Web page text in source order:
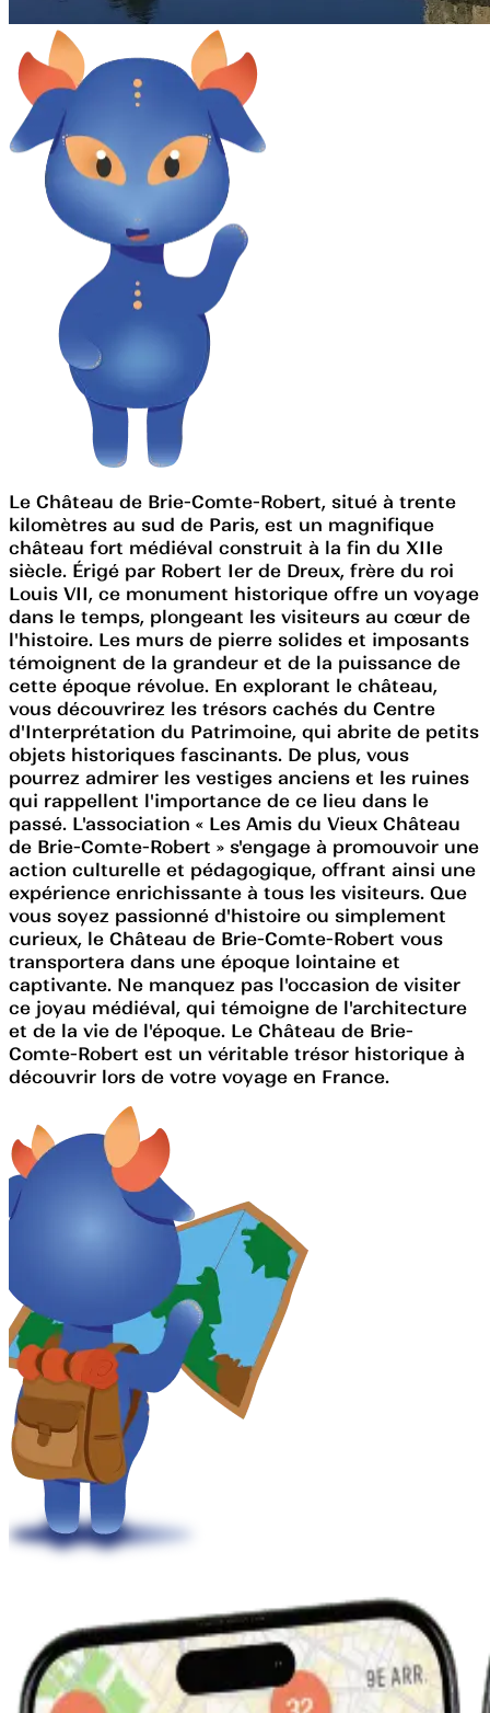
Le Château de Brie-Comte-Robert, situé à trente
kilomètres au sud de Paris, est un magnifique
château fort médiéval construit à la fin du XIIe
siècle. Érigé par Robert Ier de Dreux, frère du roi
Louis VII, ce monument historique offre un voyage
dans le temps, plongeant les visiteurs au cœur de
l'histoire. Les murs de pierre solides et imposants
témoignent de la grandeur et de la puissance de
cette époque révolue. En explorant le château,
vous découvrirez les trésors cachés du Centre
d'Interprétation du Patrimoine, qui abrite de petits
objets historiques fascinants. De plus, vous
pourrez admirer les vestiges anciens et les ruines
qui rappellent l'importance de ce lieu dans le
passé. L'association « Les Amis du Vieux Château
de Brie-Comte-Robert » s'engage à promouvoir une
action culturelle et pédagogique, offrant ainsi une
expérience enrichissante à tous les visiteurs. Que
vous soyez passionné d'histoire ou simplement
curieux, le Château de Brie-Comte-Robert vous
transportera dans une époque lointaine et
captivante. Ne manquez pas l'occasion de visiter
ce joyau médiéval, qui témoigne de l'architecture
et de la vie de l'époque. Le Château de Brie-
Comte-Robert est un véritable trésor historique à
découvrir lors de votre voyage en France.